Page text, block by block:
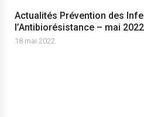
Actualités Prévention des
l’Antibiorésistance – mai 2022
18 mai 2022